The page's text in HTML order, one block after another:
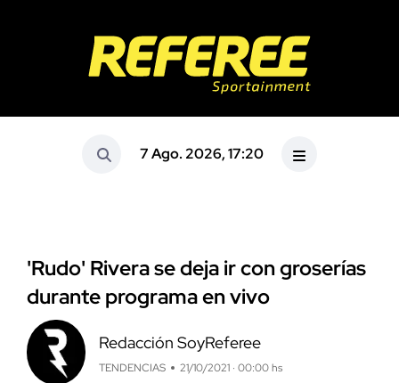
7 Ago. 2026, 17:20
'Rudo' Rivera se deja ir con groserías
durante programa en vivo
Redacción SoyReferee
TENDENCIAS 21/10/2021 · 00:00 hs